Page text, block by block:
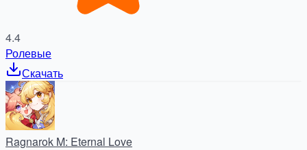
4.4
Ролевые
Скачать
Ragnarok M: Eternal Love